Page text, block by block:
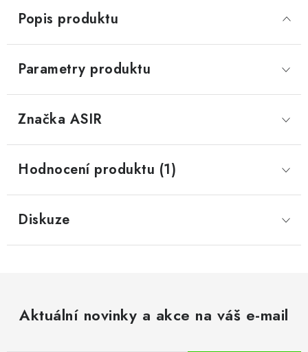
Popis produktu
Parametry produktu
Značka ASIR
Hodnocení produktu (1)
Diskuze
Aktuální novinky a akce na váš e-mail